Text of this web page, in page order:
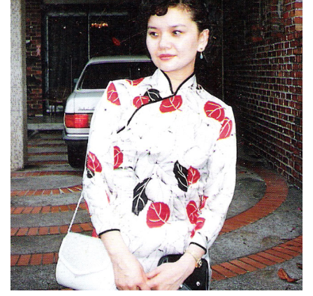
可是王静心意已决，聂卫平只好和孔祥明离婚，迎娶王静。
1991年5月，聂卫平和孔祥明离婚，转身和王静领证结婚。